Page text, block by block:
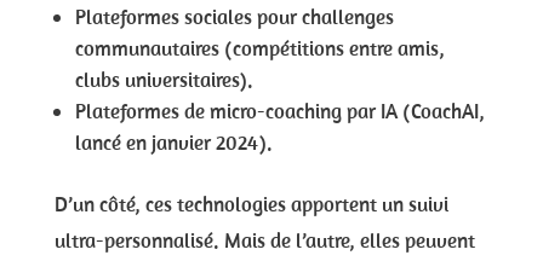
Plateformes sociales pour challenges
communautaires (compétitions entre amis,
clubs universitaires).
Plateformes de micro-coaching par IA (CoachAI,
lancé en janvier 2024).
D’un côté, ces technologies apportent un suivi
ultra-personnalisé. Mais de l’autre, elles peuvent